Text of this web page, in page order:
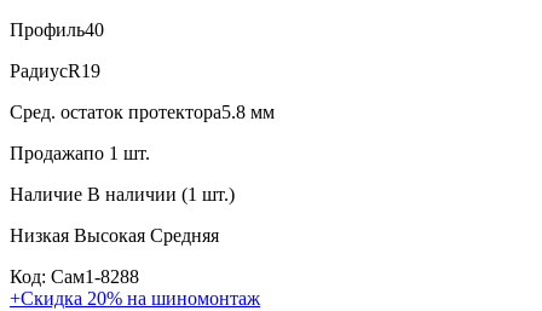
Профиль40
РадиусR19
Сред. остаток протектора5.8 мм
Продажапо 1 шт.
Наличие В наличии (1 шт.)
Низкая Высокая Средняя
Код: Сам1-8288
+Скидка 20% на шиномонтаж